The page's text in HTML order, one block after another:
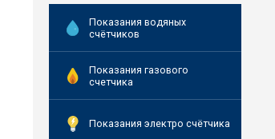
Показания водяных
счётчиков
Показания газового
счетчика
Показания электро счётчика